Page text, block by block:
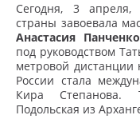
Сегодня, 3 апреля,
страны завоевала
Анастасия Панченко
под руководством
метровой дистанции
России стала
Кира Степанова.
Подольская из